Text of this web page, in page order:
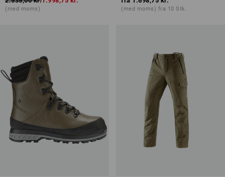
(med moms) (med moms) fra 10 Stk.